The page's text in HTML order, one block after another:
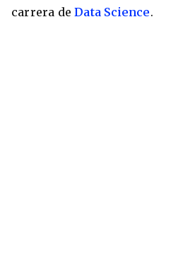
carrera deData Science.